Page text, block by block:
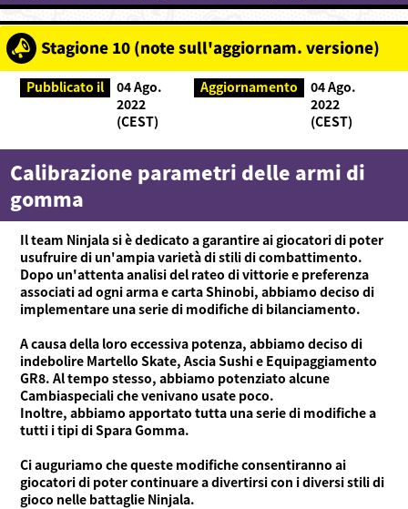
Stagione 10 (note sull'aggiornam. versione)
Pubblicato il
04 Ago.
2022
(CEST)
Aggiornamento
04 Ago.
2022
(CEST)
Calibrazione parametri delle armi di
gomma
Il team Ninjala si è dedicato a garantire ai giocatori di poter
usufruire di un'ampia varietà di stili di combattimento.
Dopo un'attenta analisi del rateo di vittorie e preferenza
associati ad ogni arma e carta Shinobi, abbiamo deciso di
implementare una serie di modifiche di bilanciamento.
A causa della loro eccessiva potenza, abbiamo deciso di
indebolire Martello Skate, Ascia Sushi e Equipaggiamento
GR8. Al tempo stesso, abbiamo potenziato alcune
Cambiaspeciali che venivano usate poco.
Inoltre, abbiamo apportato tutta una serie di modifiche a
tutti i tipi di Spara Gomma.
Ci auguriamo che queste modifiche consentiranno ai
giocatori di poter continuare a divertirsi con i diversi stili di
gioco nelle battaglie Ninjala.